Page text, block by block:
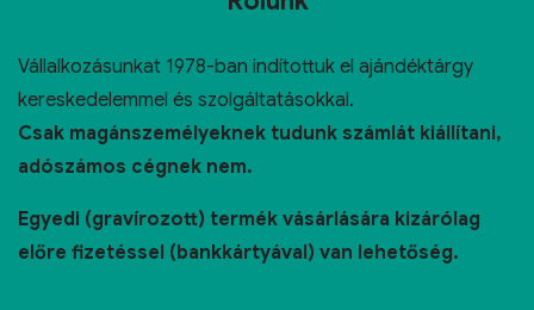
Vállalkozásunkat 1978-ban indítottuk el ajándéktárgy
kereskedelemmel és szolgáltatásokkal.
Csak magánszemélyeknek tudunk számlát kiállítani,
adószámos cégnek nem.
Egyedi (gravírozott) termék vásárlására kizárólag
előre fizetéssel (bankkártyával) van lehetőség.